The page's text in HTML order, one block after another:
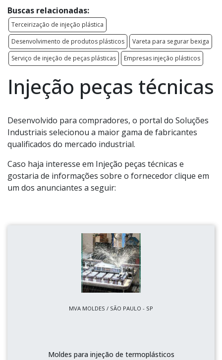
Buscas relacionadas:
Terceirização de injeção plástica
Desenvolvimento de produtos plásticos
Vareta para segurar bexiga
Serviço de injeção de peças plásticas
Empresas injeção plásticos
Injeção peças técnicas
Desenvolvido para compradores, o portal do Soluções
Industriais selecionou a maior gama de fabricantes
qualificados do mercado industrial.
Caso haja interesse em Injeção peças técnicas e
gostaria de informações sobre o fornecedor clique em
um dos anunciantes a seguir:
MVA MOLDES / SÃO PAULO - SP
Moldes para injeção de termoplásticos